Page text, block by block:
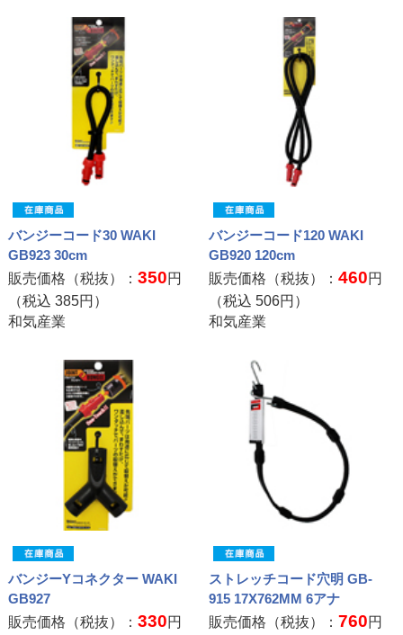
バンジーコード30 WAKI
GB923 30cm
販売価格（税抜）： 350円
（税込 385円）
和気産業
バンジーコード120 WAKI
GB920 120cm
販売価格（税抜）：460円
（税込506円）
和気産業
バンジーYコネクター WAKI
GB927
販売価格（税抜）： 330円
ストレッチコード穴明 GB-
915 17X762MM 6アナ
販売価格（税抜）：760円